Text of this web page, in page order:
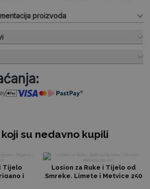
proizvoda
su nedavno kupili
Tijelo
i
Losion za Ruke i Tijelo od
Smreke, Limete i Metvice 250